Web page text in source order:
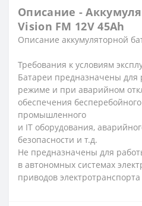
Описание -
Vision FM 12V 45Ah
Описание аккумуляторной
Требования к условиям
Батареи предназначены для
режиме и при аварийном
обеспечения
промышленного
и IT оборудования,
безопасности и т.д.
Не предназначены для
в автономных системах
приводов электротранспорта